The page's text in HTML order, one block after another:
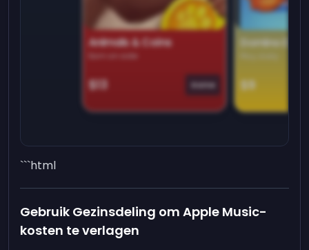
Animals & Coins
Earn on side
$13 Game
Domino
$9
```html
Gebruik Gezinsdeling om Apple Music-
kosten te verlagen